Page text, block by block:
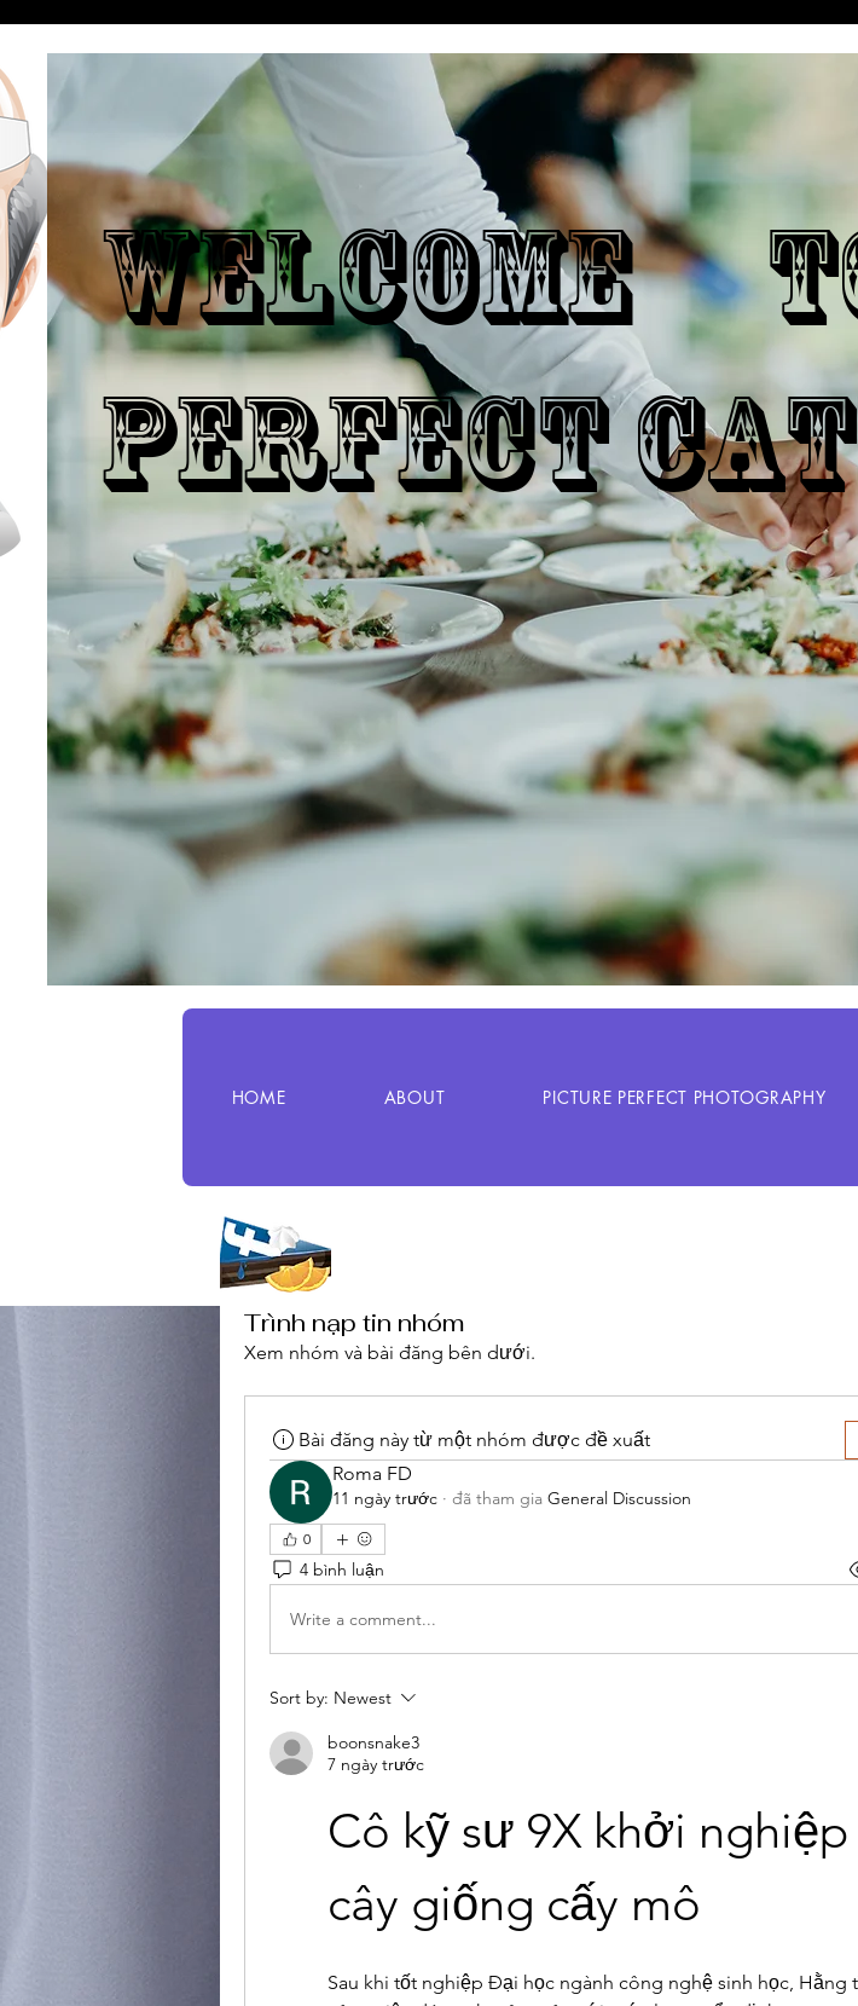
WELCOME
PERFECT
HOME ABOUT PICTURE PERFECT PHOTOGRAPHY
Trình nạp tin nhóm
Xem nhóm và bài đăng bên dưới.
Bài đăng này từ một nhóm được đề xuất
Roma FD
11 ngày trước · đã tham gia General Discussion
0
4 bình luận
Write a comment...
Sort by: Newest
boonsnake3
7 ngày trước
Cô kỹ sư 9X khởi
cây giống cấy mô
Sau khi tốt nghiệp Đại học ngành công nghệ sinh học, Hằng